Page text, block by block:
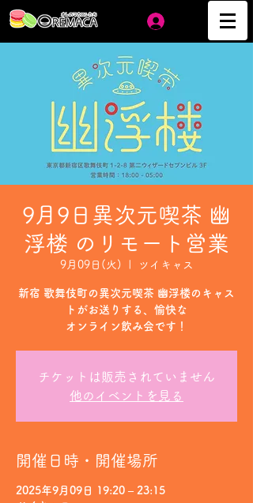
9月9日異次元喫茶 幽
浮楼 のリモート営業
9月09日(火) ツイキャス
新宿 歌舞伎町の異次元喫茶 幽浮楼のキャス
トがお送りする、愉快な
オンライン飲み会です！
チケットは販売されていません
他のイベントを見る
開催日時・開催場所
2025年9月09日 19:20 – 23:15